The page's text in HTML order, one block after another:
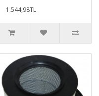
1.544,98TL